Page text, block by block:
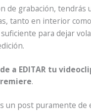
de grabación, tendrás
tanto en interior
para dejar
a EDITAR tu
.
un post puramente de